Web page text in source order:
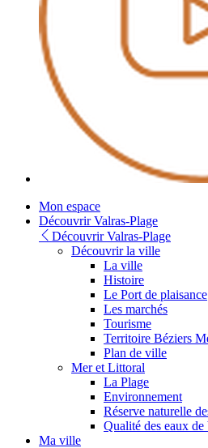
Mon espace
Découvrir Valras-Plage
Découvrir Valras-Plage
Découvrir la ville
La ville
Histoire
Le Port de plaisance
Les marchés
Tourisme
Territoire Béziers
Plan de ville
Mer et Littoral
La Plage
Environnement
Réserve naturelle
Qualité des eaux de
Ma ville